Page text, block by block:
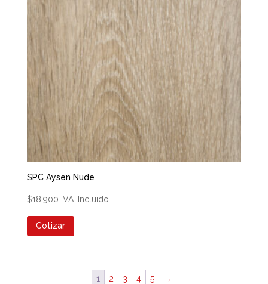
SPC Aysen Nude
$18.900 IVA. Incluido
Cotizar
1 2 3 4 5 →